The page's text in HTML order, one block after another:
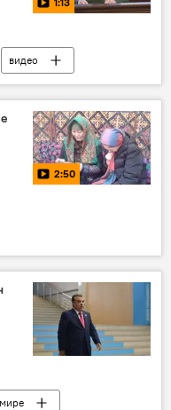
видео
Рудской
2:50